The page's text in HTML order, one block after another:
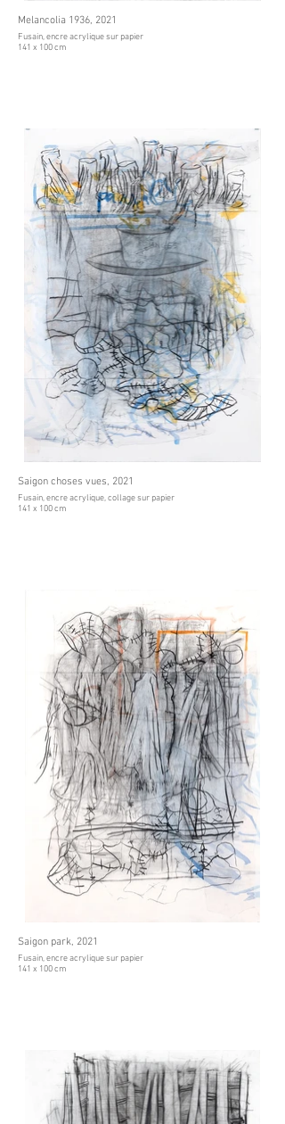
Melancolia 1936, 2021
Fusain, encre acrylique sur papier
141 x 100 cm
Saigon choses vues, 2021
Fusain, encre acrylique, collage sur papier
141 x 100 cm
Saigon park, 2021
Fusain, encre acrylique sur papier
141 x 100 cm